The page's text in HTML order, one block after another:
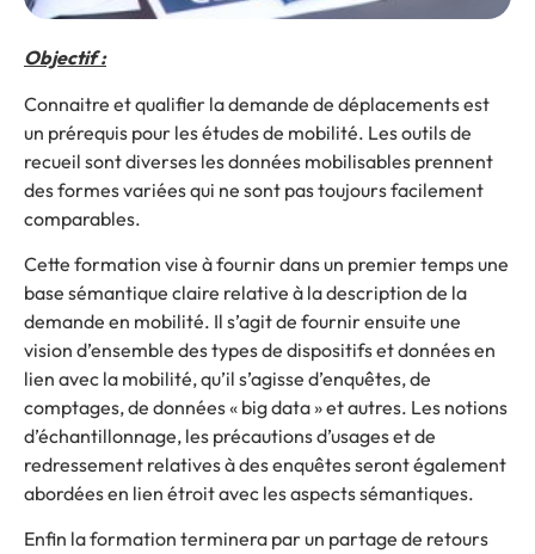
Objectif :
Connaitre et qualifier la demande de déplacements est
un prérequis pour les études de mobilité. Les outils de
recueil sont diverses les données mobilisables prennent
des formes variées qui ne sont pas toujours facilement
comparables.
Cette formation vise à fournir dans un premier temps une
base sémantique claire relative à la description de la
demande en mobilité. Il s’agit de fournir ensuite une
vision d’ensemble des types de dispositifs et données en
lien avec la mobilité, qu’il s’agisse d’enquêtes, de
comptages, de données « big data » et autres. Les notions
d’échantillonnage, les précautions d’usages et de
redressement relatives à des enquêtes seront également
abordées en lien étroit avec les aspects sémantiques.
Enfin la formation terminera par un partage de retours